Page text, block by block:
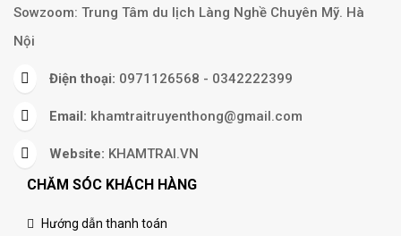
Sowzoom: Trung Tâm du lịch Làng Nghề Chuyên Mỹ. Hà
Nội
Điện thoại: 0971126568 - 0342222399
Email: khamtraitruyenthong@gmail.com
Website: KHAMTRAI.VN
CHĂM SÓC KHÁCH HÀNG
Hướng dẫn thanh toán